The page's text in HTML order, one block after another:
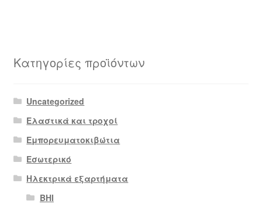
Κατηγορίες προϊόντων
Uncategorized
Ελαστικά και τροχοί
Εμπορευματοκιβώτια
Εσωτερικό
Ηλεκτρικά εξαρτήματα
BHI